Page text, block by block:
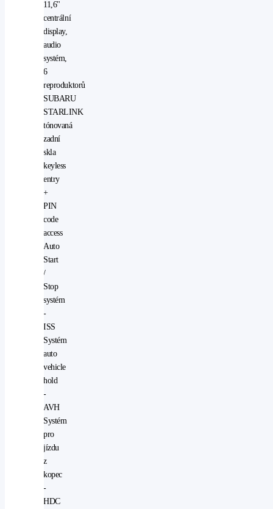
11,6"
centrální
display,
audio
systém,
6
reproduktorů
SUBARU
STARLINK
tónovaná
zadní
skla
keyless
entry
+
PIN
code
access
Auto
Start
/
Stop
systém
-
ISS
Systém
auto
vehicle
hold
-
AVH
Systém
pro
jízdu
z
kopec
-
HDC